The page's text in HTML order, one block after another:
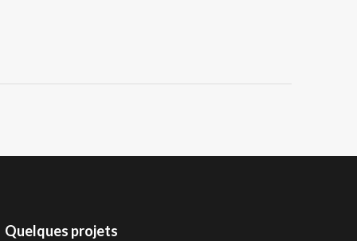
Quelques projets